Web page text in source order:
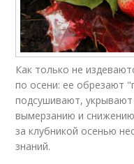
Как только не
по осени: ее обрезают
подсушивают,
вымерзанию и
за клубникой осенью
знаний.